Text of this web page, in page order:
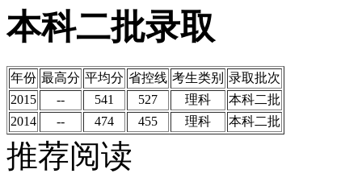
本科二批录取
年份 最高分 平均分 省控线 考生类别 录取批次
2015
-- 541 527 理科
本科二批
2014
-- 474 455 理科 本科二批
推荐阅读